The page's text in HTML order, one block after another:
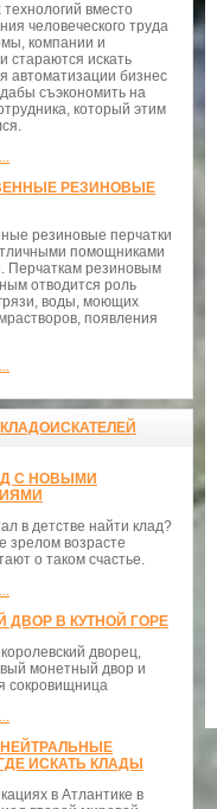
технологий вместо
человеческого труда
компании и
стараются искать
автоматизации бизнес
съэкономить на
который этим
РЕЗИНОВЫЕ
резиновые перчатки
помощниками
Перчаткам резиновым
отводится роль
воды, моющих
появления
С НОВЫМИ
в детстве найти клад?
зрелом возрасте
о таком счастье.
ДВОР В КУТНОЙ ГОРЕ
дворец,
монетный двор и
сокровищница
ИСКАТЬ КЛАДЫ
в Атлантике в